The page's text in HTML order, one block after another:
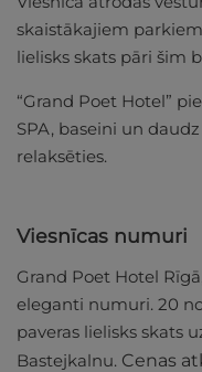
skaistākajiem
lielisks skats pāri šim
“Grand Poet Hotel”
SPA, baseini un
relaksēties.
Viesnīcas numuri
Grand Poet Hotel
eleganti numuri. 20
paveras lielisks skats
Bastejkalnu. Cenas